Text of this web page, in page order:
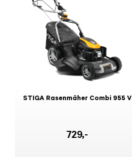
STIGA Rasenmäher Combi 955 V
729,-